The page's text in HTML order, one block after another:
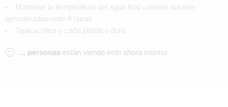
Mantiene la temperatura del agua fría/ caliente durante
aproximadamente 4 horas
Tapa acrilica y caña plástico duro
... personas están viendo esto ahora mismo